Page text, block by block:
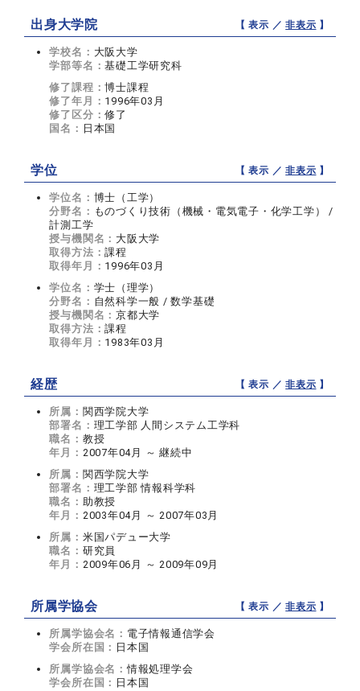
出身大学院 【 表示 ／非表示 】
学校名： 大阪大学
学部等名：基礎工学研究科
修了課程：博士課程
修了年月： 1996年03月
修了区分：修了
国名： 日本国
学位 【 表示 ／非表示 】
学位名： 博士（工学）
分野名： ものづくり技術（機械・電気電子・化学工学） /
計測工学
授与機関名： 大阪大学
取得方法：課程
取得年月： 1996年03月
学位名： 学士（理学）
分野名： 自然科学一般 / 数学基礎
授与機関名：京都大学
取得方法：課程
取得年月： 1983年03月
経歴 【 表示 ／非表示 】
所属： 関西学院大学
部署名： 理工学部 人間システム工学科
職名： 教授
年月： 2007年04月 ～ 継続中
所属： 関西学院大学
部署名： 理工学部 情報科学科
職名： 助教授
年月： 2003年04月 ～ 2007年03月
所属： 米国パデュー大学
職名： 研究員
年月： 2009年06月 ～ 2009年09月
所属学協会 【 表示 ／非表示 】
所属学協会名： 電子情報通信学会
学会所在国： 日本国
所属学協会名：情報処理学会
学会所在国： 日本国